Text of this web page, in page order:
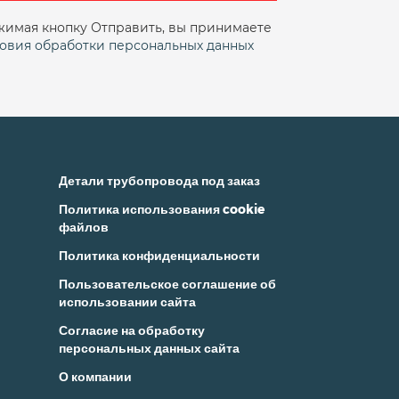
кнопку Отправить, вы принимаете
обработки персональных данных
Детали трубопровода под заказ
Политика использования cookie
файлов
Политика конфиденциальности
Пользовательское соглашение об
использовании сайта
Согласие на обработку
персональных данных сайта
О компании